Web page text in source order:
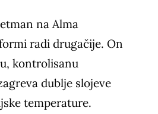
na Alma
radi drugačije. On
kontrolisanu
dublje slojeve
temperature.